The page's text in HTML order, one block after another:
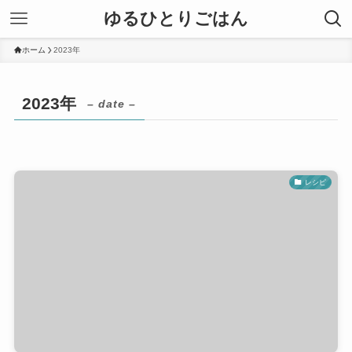
ゆるひとりごはん
ホーム 2023年
2023年 – date –
レシピ